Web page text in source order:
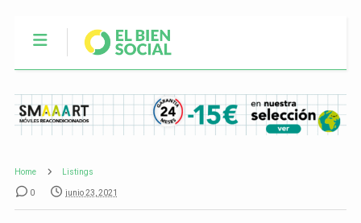
Home Listings
0 junio 23, 2021